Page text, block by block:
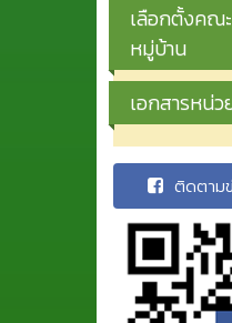
เลือกตั้งคณ
หมู่บ้าน
เอกสารหน่
ติดตาม